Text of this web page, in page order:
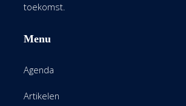
toekomst.
Menu
Agenda
Artikelen